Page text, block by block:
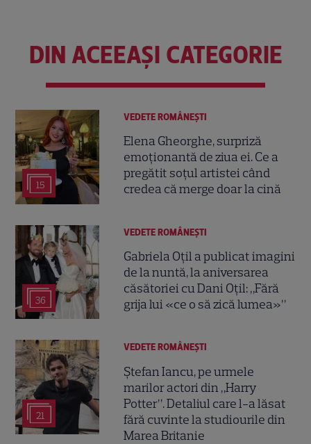
DIN ACEEAȘI CATEGORIE
15
VEDETE ROMÂNEŞTI
Elena Gheorghe, surpriză
emoționantă de ziua ei. Ce a
pregătit soțul artistei când
credea că merge doar la cină
36
VEDETE ROMÂNEŞTI
Gabriela Oțil a publicat imagini
de la nuntă, la aniversarea
căsătoriei cu Dani Oțil: „Fără
grija lui «ce o să zică lumea»”
21
VEDETE ROMÂNEŞTI
Ștefan Iancu, pe urmele
marilor actori din „Harry
Potter”. Detaliul care l-a lăsat
fără cuvinte la studiourile din
Marea Britanie